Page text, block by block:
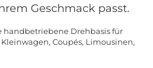
Geschmack passt.
handbetriebene Drehbasis für
Coupés, Limousinen,